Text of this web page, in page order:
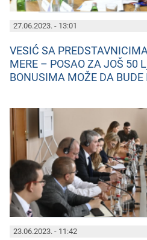
27.06.2023. - 13:01
VESIĆ SA
MERE – POSAO ZA JOŠ 50
BONUSIMA MOŽE DA BUDE
23.06.2023. - 11:42